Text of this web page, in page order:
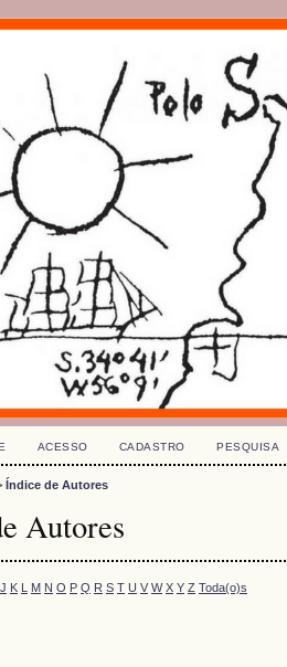
ACESSO CADASTRO PESQUISA
Índice de Autores
Autores
J K L M N O P Q R S T U V W X Y Z Toda(o)s